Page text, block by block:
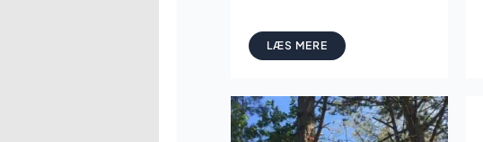
LÆS MERE